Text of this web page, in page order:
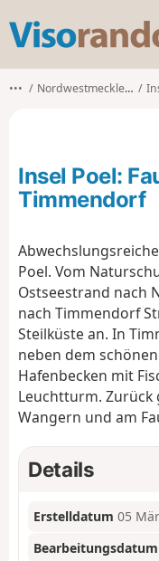
••• Nordwestmecklenburg
Insel Poel:
Timmendorf
Poel. Vom
Ostseestrand nach
nach Timmendorf
Steilküste an. In
neben dem
Hafenbecken mit
Leuchtturm.
Wangern und am
Details
Erstelldatum 05
Bearbeitungsdatum